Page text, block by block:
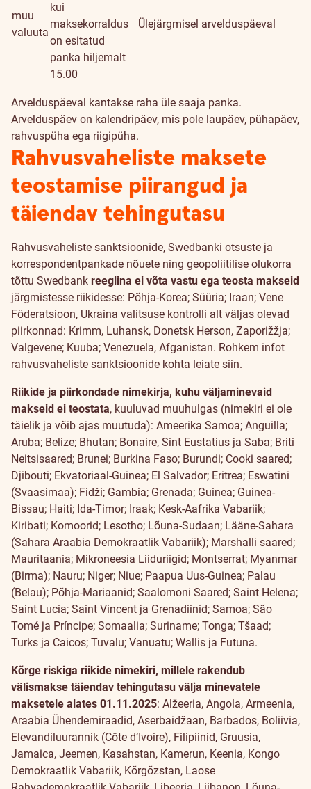
muu
valuuta
kui
maksekorraldus
on esitatud
panka hiljemalt
15.00
Ülejärgmisel arvelduspäeval
Arvelduspäeval kantakse raha üle saaja panka.
Arvelduspäev on kalendripäev, mis pole laupäev, pühapäev,
rahvuspüha ega riigipüha.
Rahvusvaheliste maksete
teostamise piirangud ja
täiendav tehingutasu
Rahvusvaheliste sanktsioonide, Swedbanki otsuste ja
korrespondentpankade nõuete ning geopoliitilise olukorra
tõttu Swedbank reeglina ei võta vastu ega teosta makseid
järgmistesse riikidesse: Põhja-Korea; Süüria; Iraan; Vene
Föderatsioon, Ukraina valitsuse kontrolli alt väljas olevad
piirkonnad: Krimm, Luhansk, Donetsk Herson, Zaporižžja;
Valgevene; Kuuba; Venezuela, Afganistan. Rohkem infot
rahvusvaheliste sanktsioonide kohta leiate siin.
Riikide ja piirkondade nimekirja, kuhu väljaminevaid
makseid ei teostata, kuuluvad muuhulgas (nimekiri ei ole
täielik ja võib ajas muutuda): Ameerika Samoa; Anguilla;
Aruba; Belize; Bhutan; Bonaire, Sint Eustatius ja Saba; Briti
Neitsisaared; Brunei; Burkina Faso; Burundi; Cooki saared;
Djibouti; Ekvatoriaal-Guinea; El Salvador; Eritrea; Eswatini
(Svaasimaa); Fidži; Gambia; Grenada; Guinea; Guinea-
Bissau; Haiti; Ida-Timor; Iraak; Kesk-Aafrika Vabariik;
Kiribati; Komoorid; Lesotho; Lõuna-Sudaan; Lääne-Sahara
(Sahara Araabia Demokraatlik Vabariik); Marshalli saared;
Mauritaania; Mikroneesia Liiduriigid; Montserrat; Myanmar
(Birma); Nauru; Niger; Niue; Paapua Uus-Guinea; Palau
(Belau); Põhja-Mariaanid; Saalomoni Saared; Saint Helena;
Saint Lucia; Saint Vincent ja Grenadiinid; Samoa; São
Tomé ja Príncipe; Somaalia; Suriname; Tonga; Tšaad;
Turks ja Caicos; Tuvalu; Vanuatu; Wallis ja Futuna.
Kõrge riskiga riikide nimekiri, millele rakendub
välismakse täiendav tehingutasu välja minevatele
maksetele alates 01.11.2025: Alžeeria, Angola, Armeenia,
Araabia Ühendemiraadid, Aserbaidžaan, Barbados, Boliivia,
Elevandiluurannik (Côte d’Ivoire), Filipiinid, Gruusia,
Jamaica, Jeemen, Kasahstan, Kamerun, Keenia, Kongo
Demokraatlik Vabariik, Kõrgõzstan, Laose